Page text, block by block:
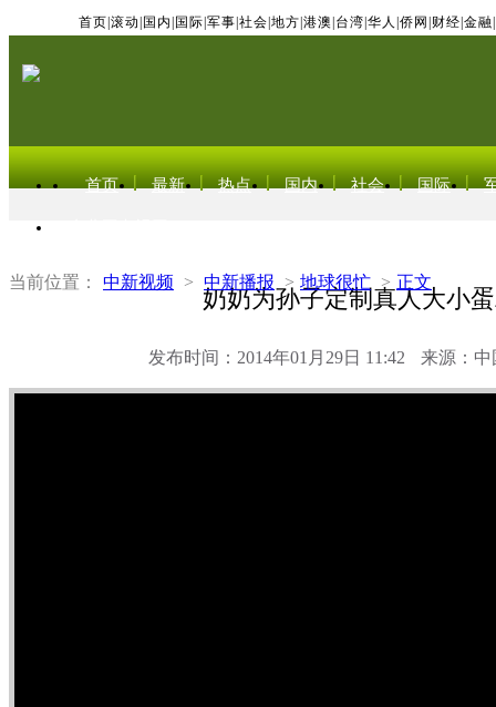
首页 滚动 国内 国际 军事 社会 地方 港澳 台湾 华人 侨网 财经 金融
首页 最新 热点 国内 社会 国际
当前位置： 中新视频 > 中新播报 > 地球很忙 > 正文
奶奶为孙子定制真人大小
发布时间：2014年01月29日 11:42 来源：中